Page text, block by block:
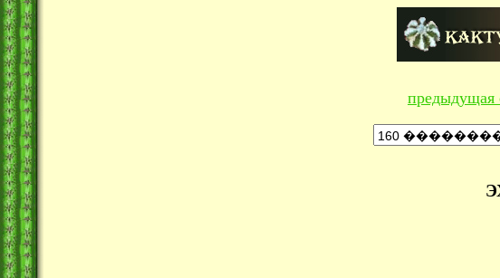
предыдущая